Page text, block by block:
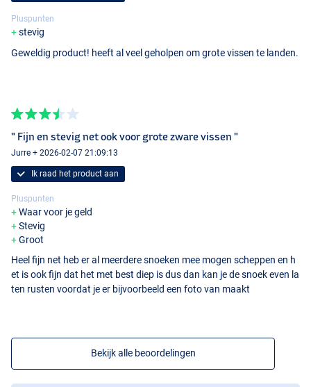
Pluspunten
stevig
Geweldig product! heeft al veel geholpen om grote vissen te landen.
" Fijn en stevig net ook voor grote zware vissen "
Jurre + 2026-02-07 21:09:13
Ik raad het product aan
Pluspunten
Waar voor je geld
Stevig
Groot
Heel fijn net heb er al meerdere snoeken mee mogen scheppen en h
et is ook fijn dat het met best diep is dus dan kan je de snoek even la
ten rusten voordat je er bijvoorbeeld een foto van maakt
Bekijk alle beoordelingen